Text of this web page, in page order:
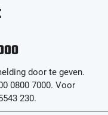
door te geven.
0800 7000. Voor
230.